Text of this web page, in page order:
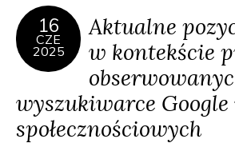
16
CZE
2025
Aktualne
w kontekście
wyszukiwarce
społecznościowych